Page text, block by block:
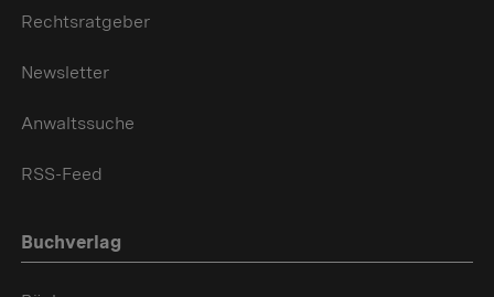
Rechtsratgeber
Newsletter
Anwaltssuche
RSS-Feed
Buchverlag